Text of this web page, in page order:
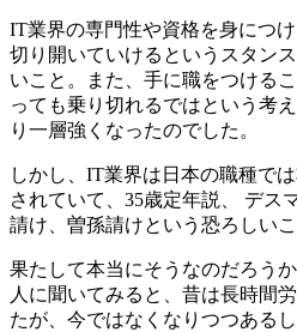
IT業界の専門性や資格を身につ
切り開いていけるというスタン
いこと。また、手に職をつける
っても乗り切れるではという考
り一層強くなったのでした。
しかし、IT業界は日本の職種で
されていて、35歳定年説、 デス
請け、曽孫請けという恐ろしい
果たして本当にそうなのだろう
人に聞いてみると、昔は長時間
たが、今ではなくなりつつある